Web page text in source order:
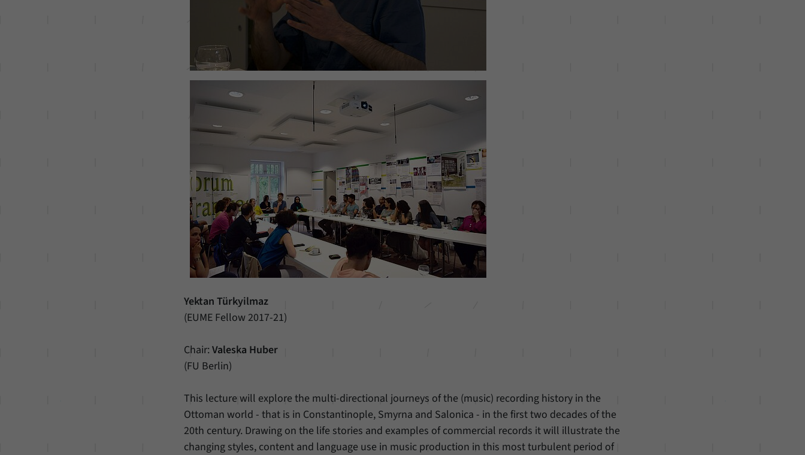
Yektan Türkyilmaz
(EUME Fellow 2017-21)
Chair: Valeska Huber
(FU Berlin)
This lecture will explore the multi-directional journeys of the (music) recording history in the
Ottoman world - that is in Constantinople, Smyrna and Salonica - in the first two decades of the
20th century. Drawing on the life stories and examples of commercial records it will illustrate the
changing styles, content and language use in music production in this most turbulent period of